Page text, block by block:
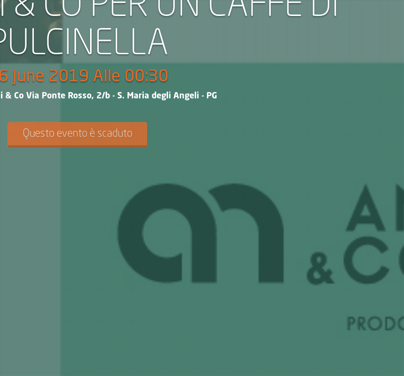
June 2019 Alle 00:30
& Co Via Ponte Rosso, 2/b - S. Maria degli Angeli - PG
Questo evento è scaduto